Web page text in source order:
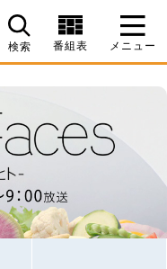
検索 番組表 メニュー